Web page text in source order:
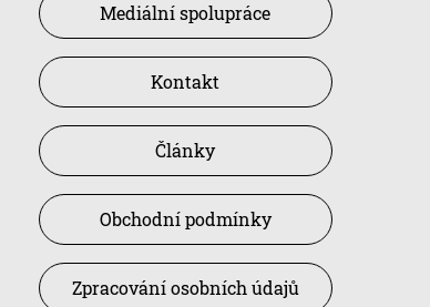
Mediální spolupráce
Kontakt
Články
Obchodní podmínky
Zpracování osobních údajů